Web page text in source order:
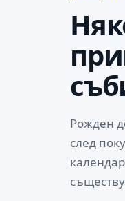
Рожден
след